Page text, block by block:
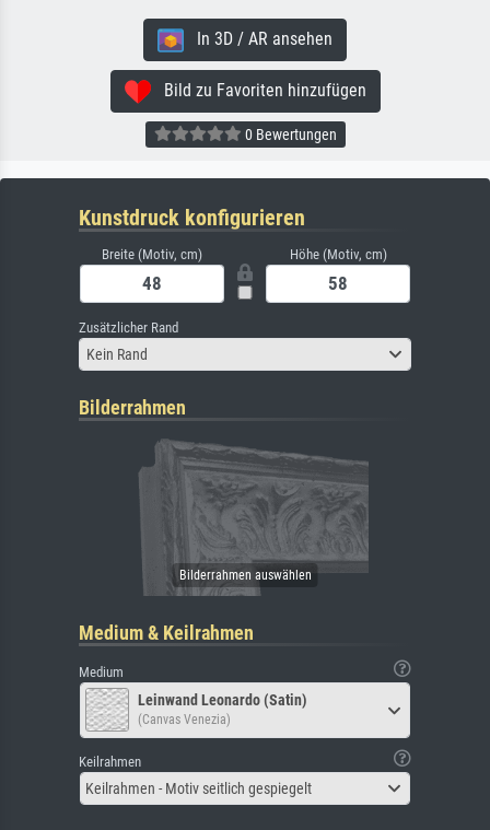
In 3D / AR ansehen
Bild zu Favoriten hinzufügen
0 Bewertungen
Kunstdruck konfigurieren
Breite (Motiv, cm) Höhe (Motiv, cm)
Zusätzlicher Rand
Kein Rand
Bilderrahmen
Medium & Keilrahmen
Medium
Leinwand Leonardo (Satin)
(Canvas Venezia)
Keilrahmen
Keilrahmen - Motiv seitlich gespiegelt